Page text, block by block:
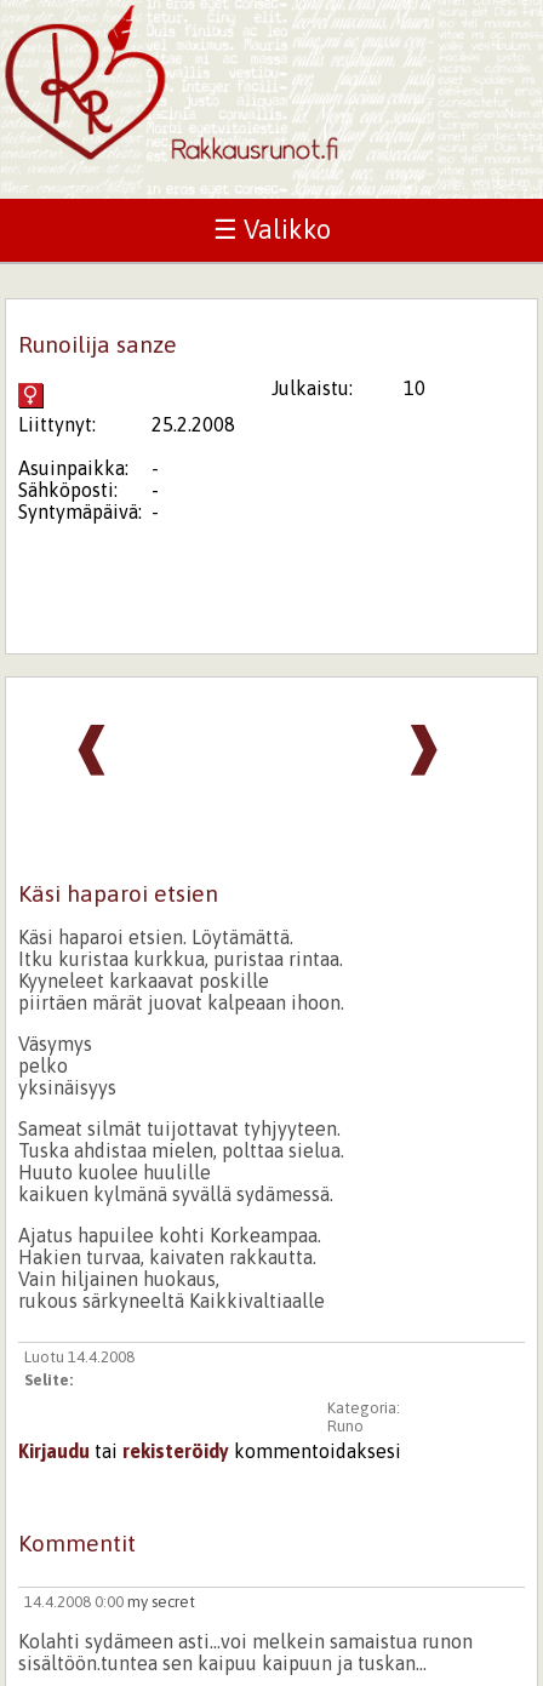
☰ Valikko
Runoilija sanze
Julkaistu:
10
Liittynyt:
25.2.2008
Asuinpaikka:
-
Sähköposti:
-
Syntymäpäivä: -
❱
❰
Käsi haparoi etsien
Käsi haparoi etsien. Löytämättä.
Itku kuristaa kurkkua, puristaa rintaa.
Kyyneleet karkaavat poskille
piirtäen märät juovat kalpeaan ihoon.
Väsymys
pelko
yksinäisyys
Sameat silmät tuijottavat tyhjyyteen.
Tuska ahdistaa mielen, polttaa sielua.
Huuto kuolee huulille
kaikuen kylmänä syvällä sydämessä.
Ajatus hapuilee kohti Korkeampaa.
Hakien turvaa, kaivaten rakkautta.
Vain hiljainen huokaus,
rukous särkyneeltä Kaikkivaltiaalle
Luotu 14.4.2008
Selite:
Kategoria:
Runo
Kirjaudu tai rekisteröidy kommentoidaksesi
Kommentit
14.4.2008 0:00 my secret
Kolahti sydämeen asti...voi melkein samaistua runon
sisältöön.tuntea sen kaipuu kaipuun ja tuskan...